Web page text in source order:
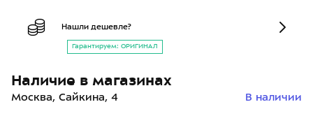
Нашли дешевле?
Гарантируем: ОРИГИНАЛ
Наличие в магазинах
Москва, Сайкина, 4 В наличии